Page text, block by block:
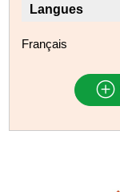
Langues
Français